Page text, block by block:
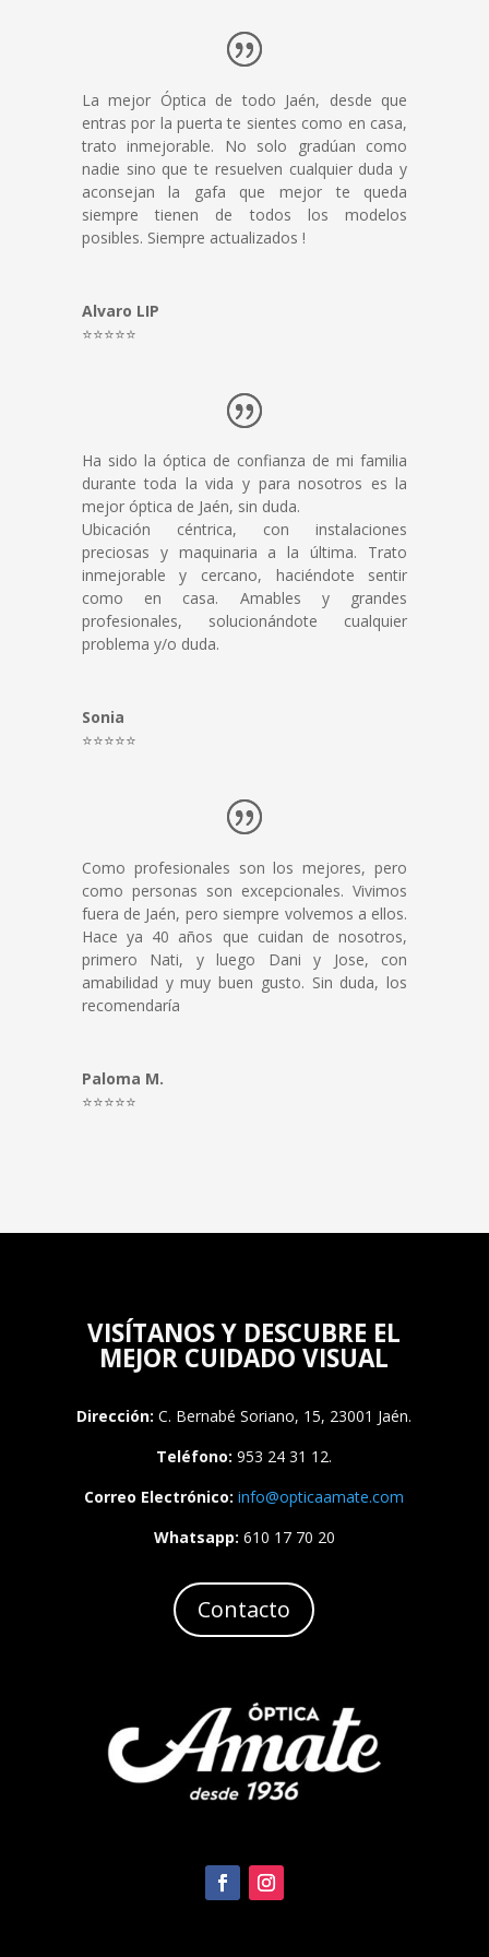
La mejor Óptica de todo Jaén, desde que
entras por la puerta te sientes como en casa,
trato inmejorable. No solo gradúan como
nadie sino que te resuelven cualquier duda y
aconsejan la gafa que mejor te queda
siempre tienen de todos los modelos
posibles. Siempre actualizados !
Alvaro LIP
⭐⭐⭐⭐⭐
Ha sido la óptica de confianza de mi familia
durante toda la vida y para nosotros es la
mejor óptica de Jaén, sin duda.
Ubicación céntrica, con instalaciones
preciosas y maquinaria a la última. Trato
inmejorable y cercano, haciéndote sentir
como en casa. Amables y grandes
profesionales, solucionándote cualquier
problema y/o duda.
Sonia
⭐⭐⭐⭐⭐
Como profesionales son los mejores, pero
como personas son excepcionales. Vivimos
fuera de Jaén, pero siempre volvemos a ellos.
Hace ya 40 años que cuidan de nosotros,
primero Nati, y luego Dani y Jose, con
amabilidad y muy buen gusto. Sin duda, los
recomendaría
Paloma M.
⭐⭐⭐⭐⭐
VISÍTANOS Y DESCUBRE EL
MEJOR CUIDADO VISUAL
Dirección: C. Bernabé Soriano, 15, 23001 Jaén.
Teléfono: 953 24 31 12.
Correo Electrónico: info@opticaamate.com
Whatsapp: 610 17 70 20
Contacto